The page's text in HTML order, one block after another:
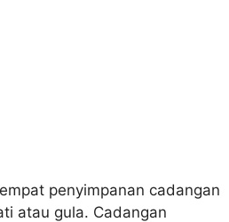
penyimpanan cadangan
atau gula. Cadangan